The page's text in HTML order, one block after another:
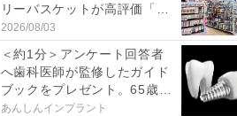
リーバスケットが高評価「使
わ...
2026/08/03
＜約1分＞アンケート回答者
へ歯科医師が監修したガイド
ブックをプレゼント。65歳
以...
あんしんインプラント